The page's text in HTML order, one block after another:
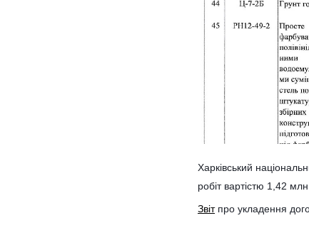
Харківський
робіт вартістю 1,42
Звітпро укладення